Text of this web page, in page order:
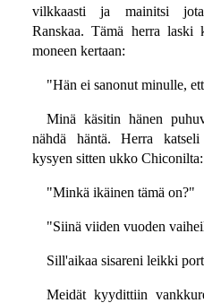
vilkkaasti ja mainitsi
Ranskaa. Tämä herra laski
moneen kertaan:
"Hän ei sanonut minulle,
Minä käsitin hänen
nähdä häntä. Herra
kysyen sitten ukko Chiconilta:
"Minkä ikäinen tämä on?"
"Siinä viiden vuoden
Sill'aikaa sisareni leikki
Meidät kyydittiin